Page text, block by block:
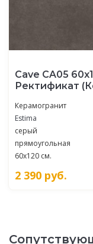
Cave CA05
Ректификат
Керамогранит
Estima
серый
прямоугольная
60x120 см.
2 390 руб.